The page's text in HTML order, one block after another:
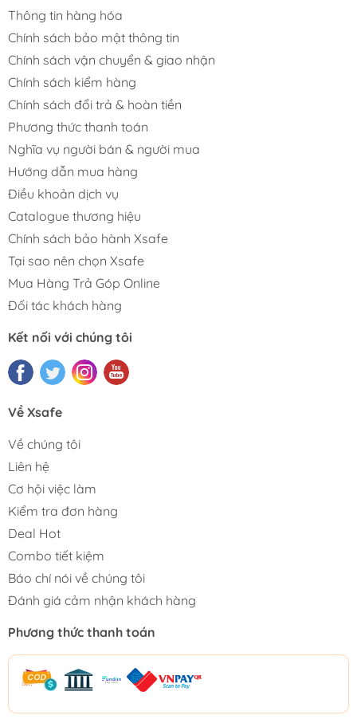
Thông tin hàng hóa
Chính sách bảo mật thông tin
Chính sách vận chuyển & giao nhận
Chính sách kiểm hàng
Chính sách đổi trả & hoàn tiền
Phương thức thanh toán
Nghĩa vụ người bán & người mua
Hướng dẫn mua hàng
Điều khoản dịch vụ
Catalogue thương hiệu
Chính sách bảo hành Xsafe
Tại sao nên chọn Xsafe
Mua Hàng Trả Góp Online
Đối tác khách hàng
Kết nối với chúng tôi
Về Xsafe
Về chúng tôi
Liên hệ
Cơ hội việc làm
Kiểm tra đơn hàng
Deal Hot
Combo tiết kiệm
Báo chí nói về chúng tôi
Đánh giá cảm nhận khách hàng
Phương thức thanh toán